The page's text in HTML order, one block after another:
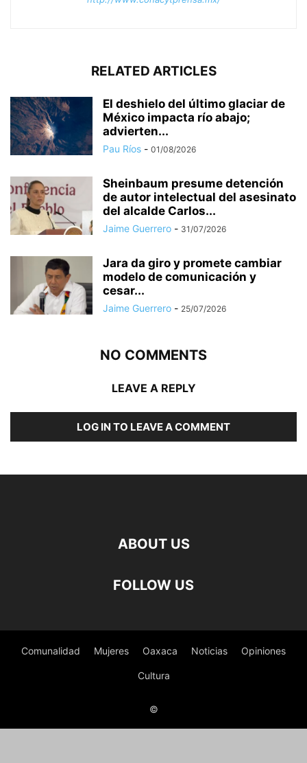
RELATED ARTICLES
El deshielo del último glaciar de
México impacta río abajo;
advierten...
Pau Ríos - 01/08/2026
Sheinbaum presume detención
de autor intelectual del asesinato
del alcalde Carlos...
Jaime Guerrero - 31/07/2026
Jara da giro y promete cambiar
modelo de comunicación y
cesar...
Jaime Guerrero - 25/07/2026
NO COMMENTS
LEAVE A REPLY
LOG IN TO LEAVE A COMMENT
ABOUT US
FOLLOW US
Comunalidad Mujeres Oaxaca Noticias Opiniones
Cultura
©